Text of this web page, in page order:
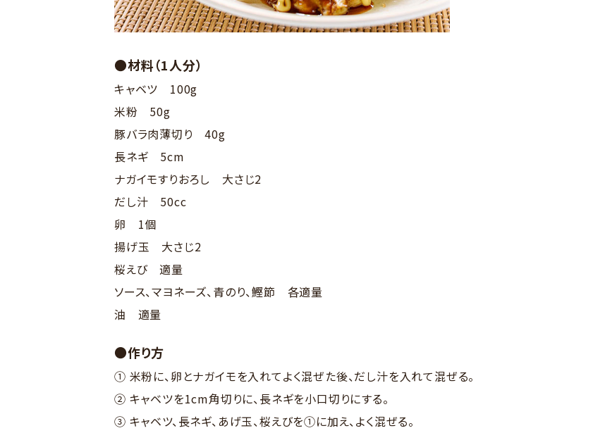
●材料（1人分）
キャベツ 100g
米粉 50g
豚バラ肉薄切り 40g
長ネギ 5cm
ナガイモすりおろし 大さじ2
だし汁 50cc
卵 1個
揚げ玉 大さじ2
桜えび 適量
ソース、マヨネーズ、青のり、鰹節 各適量
油 適量
●作り方
① 米粉に、卵とナガイモを入れてよく混ぜた後、だし汁を入れて混ぜる。
② キャベツを1cm角切りに、長ネギを小口切りにする。
③ キャベツ、長ネギ、あげ玉、桜えびを①に加え、よく混ぜる。